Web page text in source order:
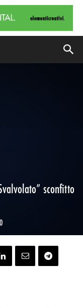
sconfitto
0